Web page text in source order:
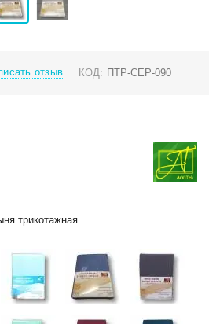
отзыв КОД: ПТР-СЕР-090
трикотажная